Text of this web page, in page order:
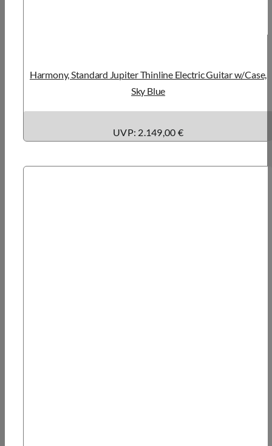
Harmony, Standard Jupiter Thinline Electric Guitar w/Case,
Sky Blue
UVP: 2.149,00 €